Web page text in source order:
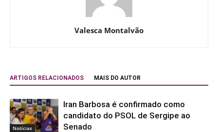
Valesca Montalvão
ARTIGOS RELACIONADOS MAIS DO AUTOR
Notícias
Iran Barbosa é confirmado como
candidato do PSOL de Sergipe ao
Senado